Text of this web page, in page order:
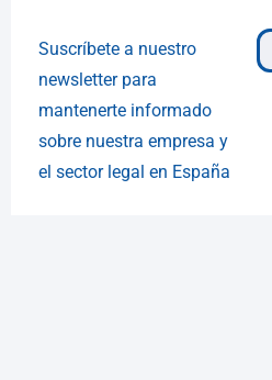
Suscríbete a nuestro
newsletter para
mantenerte informado
sobre nuestra empresa y
el sector legal en España